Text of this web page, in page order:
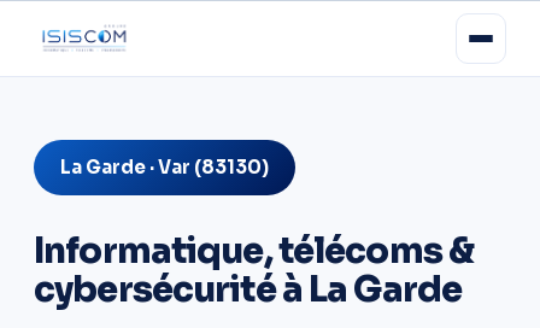
La Garde · Var (83130)
Informatique, télécoms &
cybersécurité à La Garde